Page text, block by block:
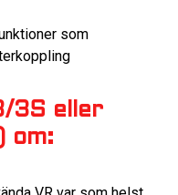
som
3S eller
om: